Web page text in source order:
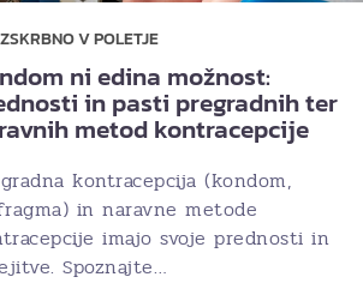
V POLETJE
ni edina možnost:
in pasti pregradnih ter
metod kontracepcije
kontracepcija (kondom,
in naravne metode
imajo svoje prednosti in
Spoznajte…